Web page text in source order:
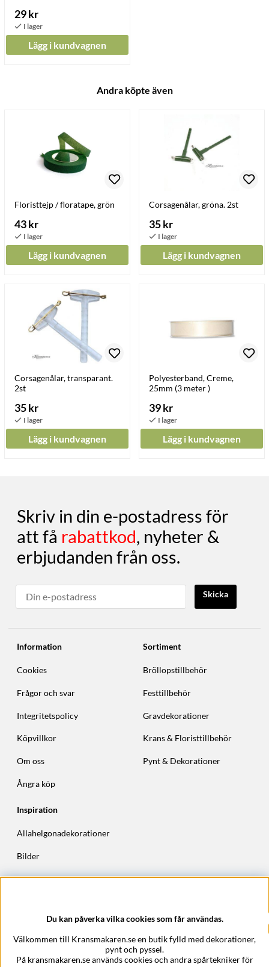
29 kr
Lägg i kundvagnen
Andra köpte även
Floristtejp / floratape, grön
43 kr
Lägg i kundvagnen
Corsagenålar, gröna. 2st
35 kr
Lägg i kundvagnen
Corsagenålar, transparant.
2st
35 kr
Lägg i kundvagnen
Polyesterband, Creme,
25mm (3 meter )
39 kr
Lägg i kundvagnen
Skriv in din e-postadress för
att få rabattkod, nyheter &
erbjudanden från oss.
Skicka
Information
Cookies
Frågor och svar
Integritetspolicy
Köpvillkor
Om oss
Ångra köp
Sortiment
Bröllopstillbehör
Festtillbehör
Gravdekorationer
Krans & Floristtillbehör
Pynt & Dekorationer
Inspiration
Allahelgonadekorationer
Bilder
Höstkransar
Epost:support@kransmakaren.se
Du kan påverka vilka cookies som får användas.
Välkommen till Kransmakaren.se en butik fylld med dekorationer,
pynt och pyssel.
På kransmakaren.se används cookies och andra spårtekniker för